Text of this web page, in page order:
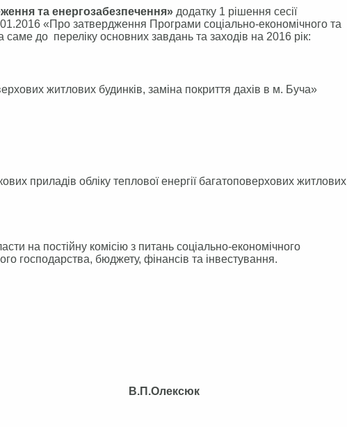
та енергозабезпечення» додатку 1 рішення сесії
«Про затвердження Програми соціально-економічного та
саме до переліку основних завдань та заходів на 2016 рік:
житлових будинків, заміна покриття дахів в м. Буча»
приладів обліку теплової енергії багатоповерхових житлових
на постійну комісію з питань соціально-економічного
господарства, бюджету, фінансів та інвестування.
ради В.П.Олексюк